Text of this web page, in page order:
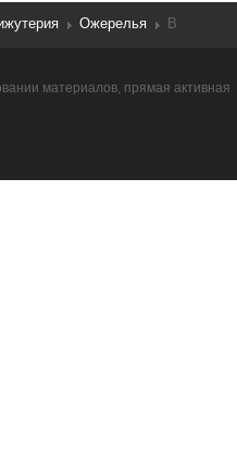
Ожерелья B
материалов, прямая активная